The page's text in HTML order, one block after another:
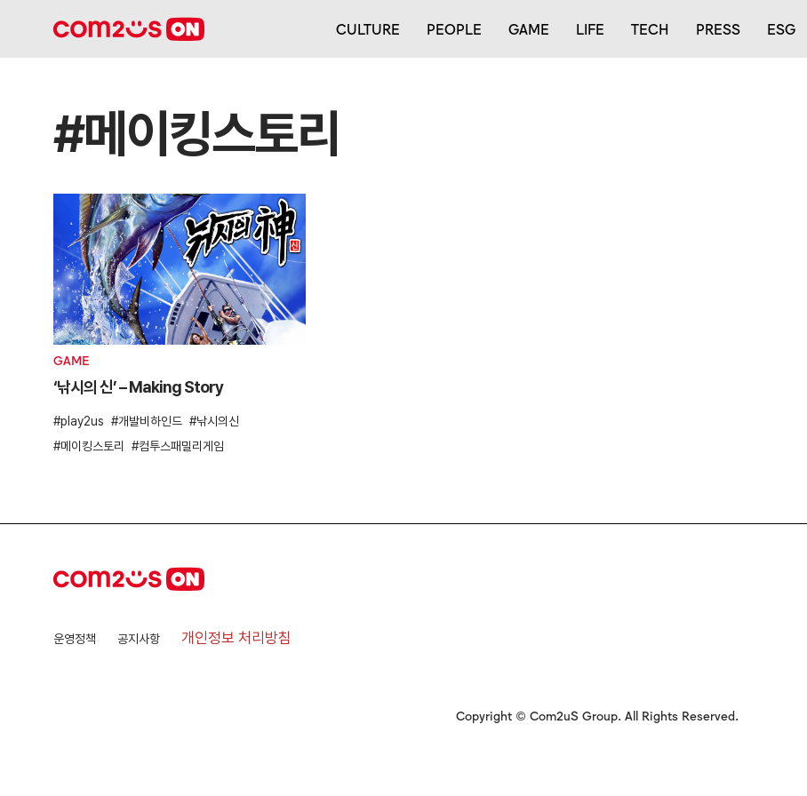
CULTURE PEOPLE GAME LIFE TECH PRESS ESG
#메이킹스토리
GAME
‘낚시의 신’ – Making Story
play2us 개발비하인드
낚시의신
메이킹스토리
컴투스패밀리게임
운영정책 공지사항 개인정보 처리방침
Copyright © Com2uS Group. All Rights Reserved.